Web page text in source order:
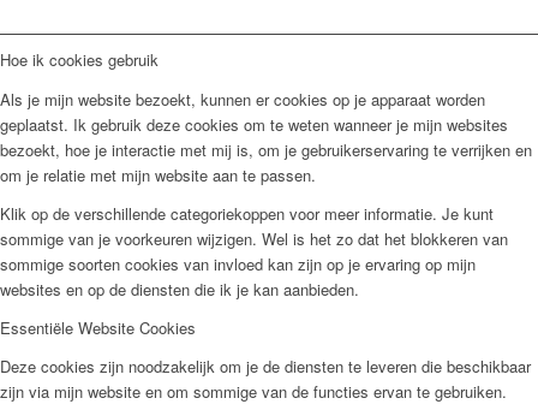
Hoe ik cookies gebruik
Als je mijn website bezoekt, kunnen er cookies op je apparaat worden
geplaatst. Ik gebruik deze cookies om te weten wanneer je mijn websites
bezoekt, hoe je interactie met mij is, om je gebruikerservaring te verrijken en
om je relatie met mijn website aan te passen.
Klik op de verschillende categoriekoppen voor meer informatie. Je kunt
sommige van je voorkeuren wijzigen. Wel is het zo dat het blokkeren van
sommige soorten cookies van invloed kan zijn op je ervaring op mijn
websites en op de diensten die ik je kan aanbieden.
Essentiële Website Cookies
Deze cookies zijn noodzakelijk om je de diensten te leveren die beschikbaar
zijn via mijn website en om sommige van de functies ervan te gebruiken.